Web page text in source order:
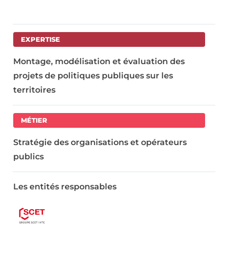
EXPERTISE
Montage, modélisation et évaluation des
projets de politiques publiques sur les
territoires
MÉTIER
Stratégie des organisations et opérateurs
publics
Les entités responsables